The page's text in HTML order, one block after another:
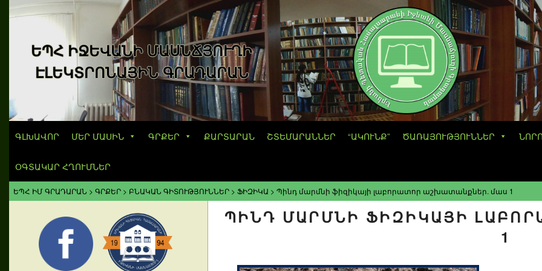
ԵՊՀ ԻՋԵՎԱՆԻ ՄԱՍՆՃՅՈՒՂԻ
ԷԼԵԿՏՐՈՆԱՅԻՆ ԳՐԱԴԱՐԱՆ
ԳԼԽԱՎՈՐ ՄԵՐ ՄԱՍԻՆ ԳՐՔԵՐ ՔԱՐՏԱՐԱՆ ՇՏԵՄԱՐԱՆՆԵՐ “ԱԿՈՒՆՔ” ԾԱՌԱՅՈՒԹՅՈՒՆՆԵՐ
ՕԳՏԱԿԱՐ ՀՂՈՒՄՆԵՐ
ԵՊՀ ԻՄ ԳՐԱԴԱՐԱՆ > ԳՐՔԵՐ > ԲՆԱԿԱՆ ԳԻՏՈՒԹՅՈՒՆՆԵՐ > ՖԻԶԻԿԱ > Պինդ մարմնի ֆիզիկայի լաբորատոր աշխատանքներ. մաս 1
ՊԻՆԴ ՄԱՐՄՆԻ ՖԻԶԻԿԱՅԻ
1